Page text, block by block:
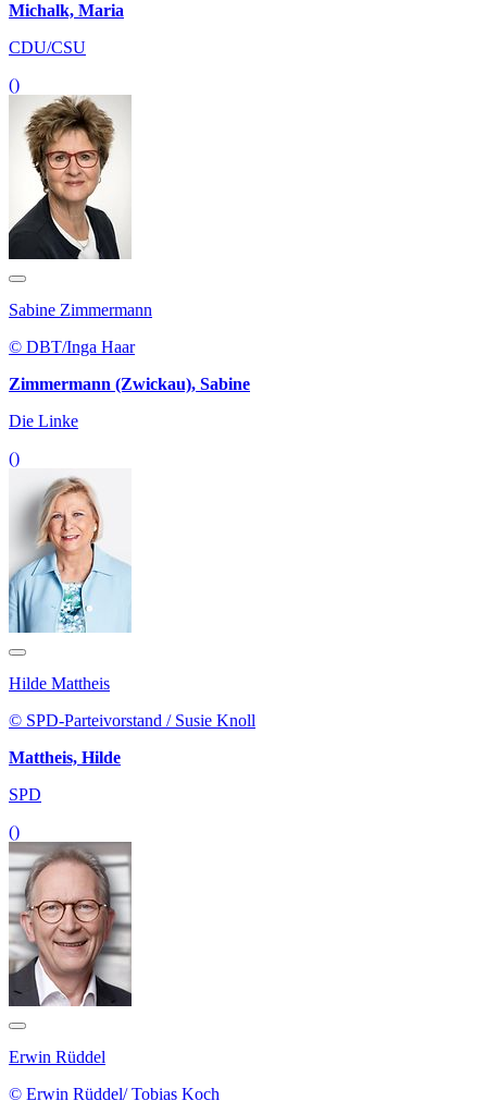
Michalk, Maria
CDU/CSU
()
Sabine Zimmermann
© DBT/Inga Haar
Zimmermann (Zwickau), Sabine
Die Linke
()
Hilde Mattheis
© SPD-Parteivorstand / Susie Knoll
Mattheis, Hilde
SPD
()
Erwin Rüddel
© Erwin Rüddel/ Tobias Koch